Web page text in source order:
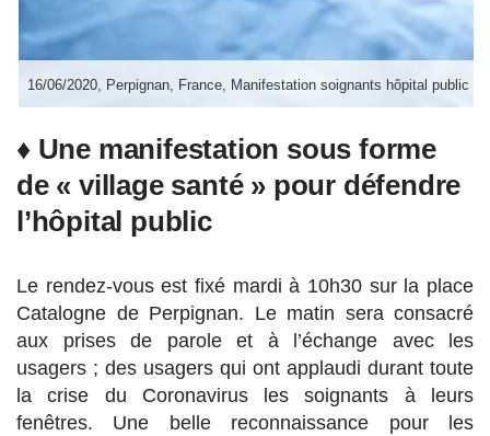
16/06/2020, Perpignan, France, Manifestation soignants hôpital public et
♦ Une manifestation sous forme
de « village santé » pour défendre
l’hôpital public
Le rendez-vous est fixé mardi à 10h30 sur la place
Catalogne de Perpignan. Le matin sera consacré
aux prises de parole et à l’échange avec les
usagers ; des usagers qui ont applaudi durant toute
la crise du Coronavirus les soignants à leurs
fenêtres. Une belle reconnaissance pour les